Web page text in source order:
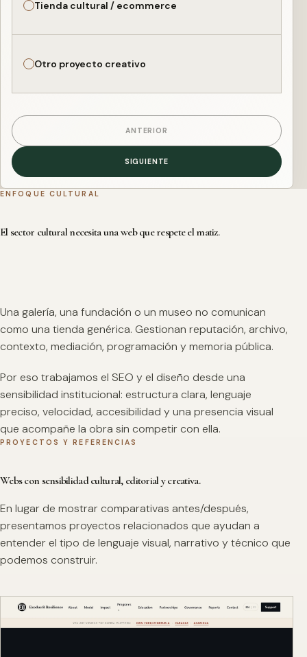
Tienda cultural / ecommerce
Otro proyecto creativo
ANTERIOR
SIGUIENTE
ENFOQUE CULTURAL
El sector cultural necesita una web que respete el matiz.
Una galería, una fundación o un museo no comunican
como una tienda genérica. Gestionan reputación, archivo,
contexto, mediación, programación y memoria pública.
Por eso trabajamos el SEO y el diseño desde una
sensibilidad institucional: estructura clara, lenguaje
preciso, velocidad, accesibilidad y una presencia visual
que acompañe la obra sin competir con ella.
PROYECTOS Y REFERENCIAS
Webs con sensibilidad cultural, editorial y creativa.
En lugar de mostrar comparativas antes/después,
presentamos proyectos relacionados que ayudan a
entender el tipo de lenguaje visual, narrativo y técnico que
podemos construir.